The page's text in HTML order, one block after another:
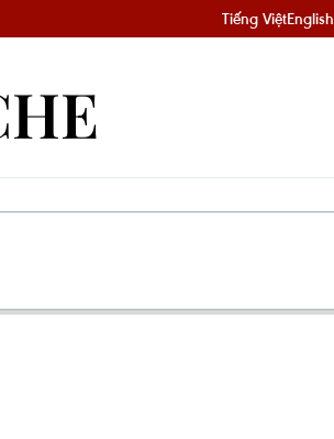
Tiếng ViệtEnglish